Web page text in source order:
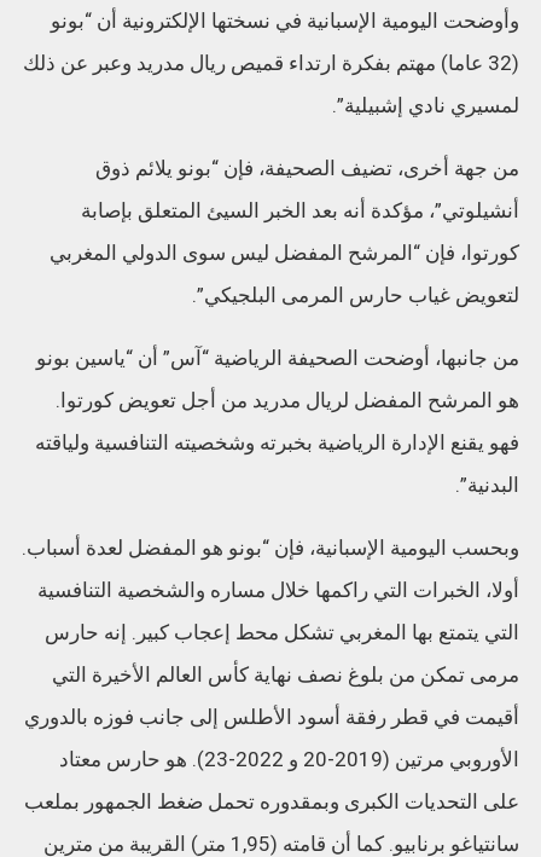
وأوضحت اليومية الإسبانية في نسختها الإلكترونية أن “بونو
(32 عاما) مهتم بفكرة ارتداء قميص ريال مدريد وعبر عن ذلك
لمسيري نادي إشبيلية”.
من جهة أخرى، تضيف الصحيفة، فإن “بونو يلائم ذوق
أنشيلوتي”، مؤكدة أنه بعد الخبر السيئ المتعلق بإصابة
كورتوا، فإن “المرشح المفضل ليس سوى الدولي المغربي
لتعويض غياب حارس المرمى البلجيكي”.
من جانبها، أوضحت الصحيفة الرياضية “آس” أن “ياسين بونو
هو المرشح المفضل لريال مدريد من أجل تعويض كورتوا.
فهو يقنع الإدارة الرياضية بخبرته وشخصيته التنافسية ولياقته
البدنية”.
وبحسب اليومية الإسبانية، فإن “بونو هو المفضل لعدة أسباب.
أولا، الخبرات التي راكمها خلال مساره والشخصية التنافسية
التي يتمتع بها المغربي تشكل محط إعجاب كبير. إنه حارس
مرمى تمكن من بلوغ نصف نهاية كأس العالم الأخيرة التي
أقيمت في قطر رفقة أسود الأطلس إلى جانب فوزه بالدوري
الأوروبي مرتين (2019-20 و 2022-23). هو حارس معتاد
على التحديات الكبرى وبمقدوره تحمل ضغط الجمهور بملعب
سانتياغو برنابيو. كما أن قامته (1,95 متر) القريبة من مترين